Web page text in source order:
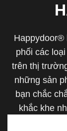
Happydoor®
phối các
trên thị
những sản
bạn chắc
khắc khe